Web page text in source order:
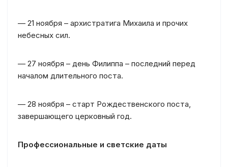
— 21 ноября – архистратига Михаила и прочих
небесных сил.
— 27 ноября – день Филиппа – последний перед
началом длительного поста.
— 28 ноября – старт Рождественского поста,
завершающего церковный год.
Профессиональные и светские даты